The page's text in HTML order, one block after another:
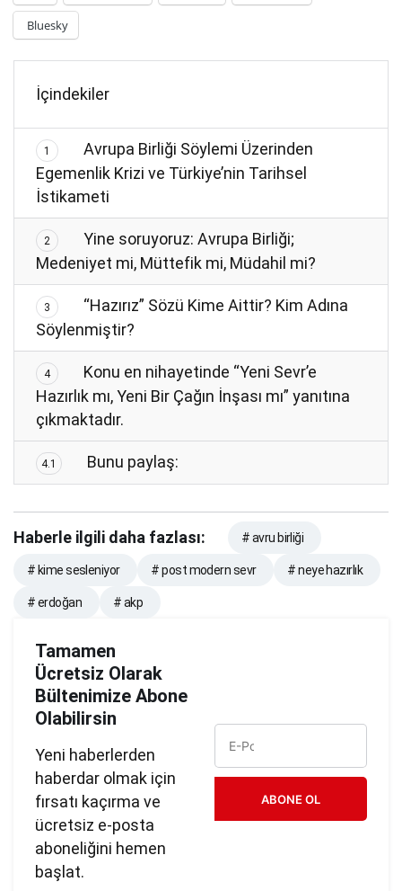
Bluesky
İçindekiler
1
Avrupa Birliği Söylemi Üzerinden
Egemenlik Krizi ve Türkiye’nin Tarihsel
İstikameti
2
Yine soruyoruz: Avrupa Birliği;
Medeniyet mi, Müttefik mi, Müdahil mi?
3
“Hazırız” Sözü Kime Aittir? Kim Adına
Söylenmiştir?
4
Konu en nihayetinde “Yeni Sevr’e
Hazırlık mı, Yeni Bir Çağın İnşası mı” yanıtına
çıkmaktadır.
4.1 Bunu paylaş:
Haberle ilgili daha fazlası: # avru birliği
# kime sesleniyor # post modern sevr # neye hazırlık
# erdoğan # akp
Tamamen
Ücretsiz Olarak
Bültenimize Abone
Olabilirsin
Yeni haberlerden
haberdar olmak için
fırsatı kaçırma ve
ücretsiz e-posta
aboneliğini hemen
başlat.
ABONE OL